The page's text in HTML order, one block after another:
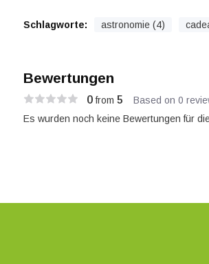
Schlagworte: astronomie (4)
Bewertungen
0from 5
Based on 0
Es wurden noch keine Bewertungen für